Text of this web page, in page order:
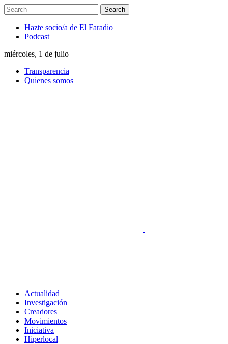
Hazte socio/a de El Faradio
Podcast
miércoles, 1 de julio
Transparencia
Quienes somos
Actualidad
Investigación
Creadores
Movimientos
Iniciativa
Hiperlocal